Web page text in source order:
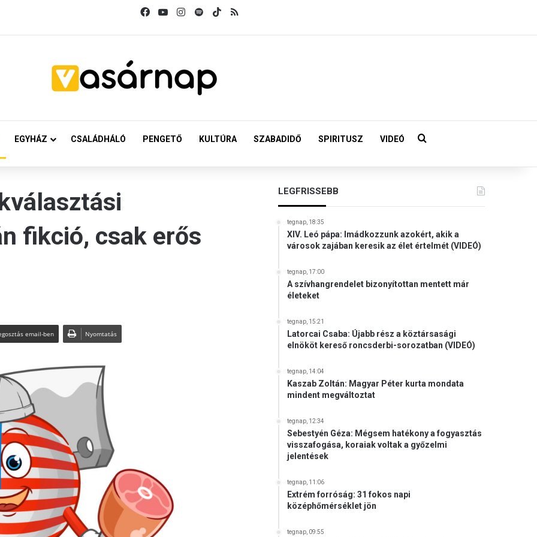
FacebookYouTubeInstagram
SpotifyTikTok
EGYHÁZ CSALÁDHÁLÓ PENGETŐ KULTÚRA SZABADIDŐ SPIRITUSZ VIDEÓ Keresés:
fikció, csak erős
email-ben Nyomtatás
LEGFRISSEBB
tegnap, 18:35
XIV. Leó pápa: Imádkozzunk azokért, akik a
városok zajában keresik az élet értelmét (VIDEÓ)
tegnap, 17:00
A szívhangrendelet bizonyítottan mentett már
életeket
tegnap, 15:21
Latorcai Csaba: Újabb rész a köztársasági
elnököt kereső roncsderbi-sorozatban (VIDEÓ)
tegnap, 14:04
Kaszab Zoltán: Magyar Péter kurta mondata
mindent megváltoztat
tegnap, 12:34
Sebestyén Géza: Mégsem hatékony a fogyasztás
visszafogása, koraiak voltak a győzelmi
jelentések
tegnap, 11:06
Extrém forróság: 31 fokos napi
középhőmérséklet jön
tegnap, 09:55